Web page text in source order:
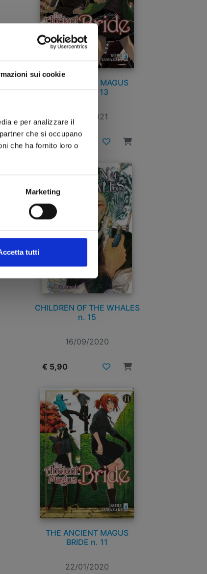
sui cookie
e per analizzare il
che si occupano
che ha fornito loro o
Marketing
tutti
THE ANCIENT MAGUS
BRIDE n. 13
17/03/2021
€ 5,90
CHILDREN OF THE WHALES
n. 15
16/09/2020
€ 5,90
THE ANCIENT MAGUS
BRIDE n. 11
22/01/2020